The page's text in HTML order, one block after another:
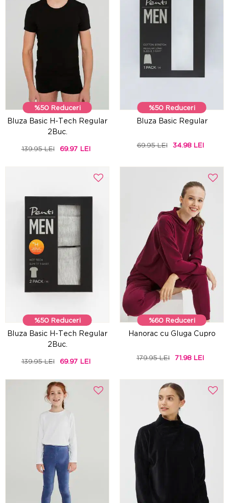
%50 Reduceri
Bluza Basic H-Tech Regular
2Buc.
139.95 LEI 69.97 LEI
%50 Reduceri
Bluza Basic Regular
69.95 LEI 34.98 LEI
%50 Reduceri
Bluza Basic H-Tech Regular
2Buc.
139.95 LEI 69.97 LEI
%60 Reduceri
Hanorac cu Gluga Cupro
179.95 LEI 71.98 LEI